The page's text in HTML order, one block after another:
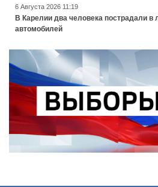
6 Августа 2026 11:19
В Карелии два человека пострадали в
автомобилей